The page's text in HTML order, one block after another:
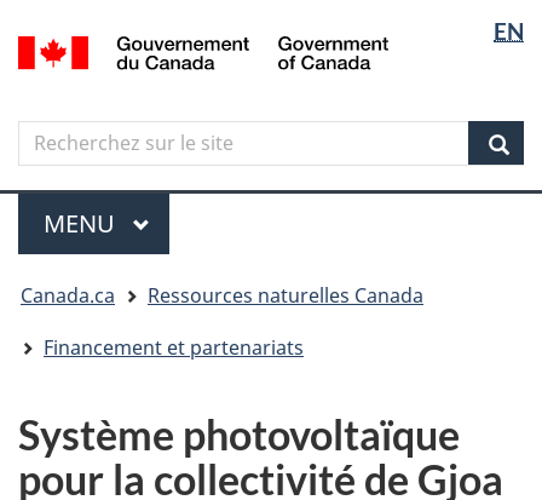
Aller
au
principal
Skip
to
government"
Passer
à
version
simplifiée
langue
EN
Canada
Search
Recherchez
sur
le
site
Menu
MENU PRINCIPAL
êtes
ici
Canada.ca
Ressources naturelles Canada
Financement et partenariats
Système photovoltaïque
pour la collectivité de Gjoa